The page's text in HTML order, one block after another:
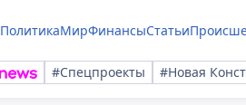
ПолитикаМирФинансыСтатьи
#Спецпроекты #Новая